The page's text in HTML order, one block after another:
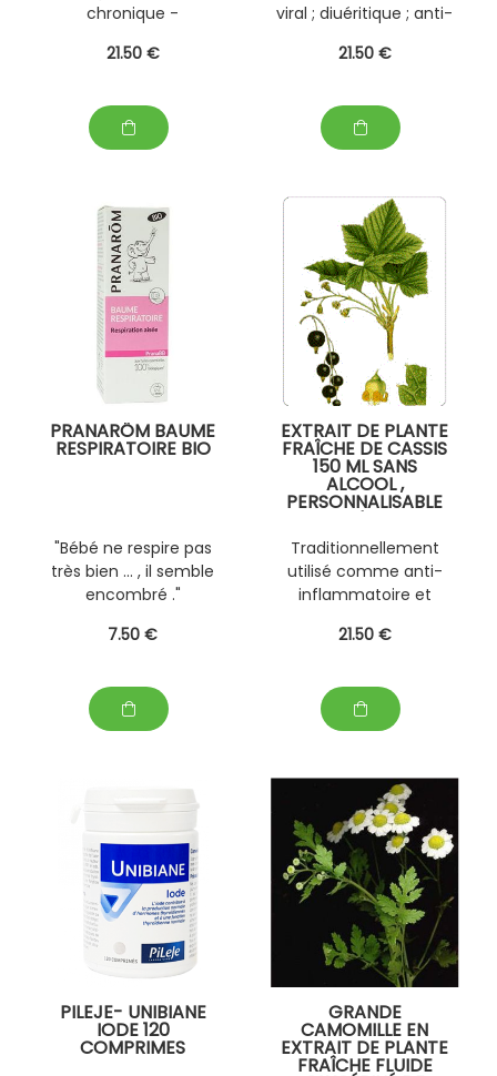
chronique -
rénale - Hépatite
Hépatoprotection
face à l'alcool et les
médicaments -
21.50 €
viral ; diuéritique ; anti-
dépuratif .
21.50 €
PRANARÔM BAUME
RESPIRATOIRE BIO
"Bébé ne respire pas
très bien ... , il semble
encombré ."
7.50 €
EXTRAIT DE PLANTE
FRAÎCHE DE CASSIS
150 ML SANS
ALCOOL ,
PERSONNALISABLE
AVEC D' AUTRES
PLANTES FRAÎCHES
(EPS)
Traditionnellement
utilisé comme anti-
inflammatoire et
21.50 €
PILEJE- UNIBIANE
IODE 120
COMPRIMES
GRANDE
CAMOMILLE EN
EXTRAIT DE PLANTE
FRAÎCHE FLUIDE